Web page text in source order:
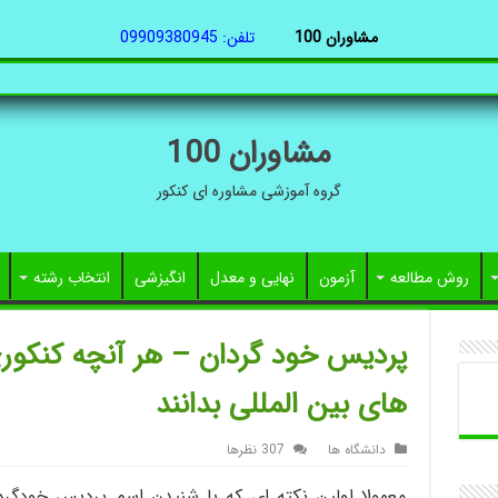
مشاوران 100
گروه آموزشی مشاوره ای کنکور
روش مطالعه آزمون نهایی و معدل انگیزشی انتخاب رشته
پردیس خود گردان – هر آنچه
های بین المللی بدانند
دانشگاه ها 307 نظرها
مشاوران 100 تلفن: 09909380945